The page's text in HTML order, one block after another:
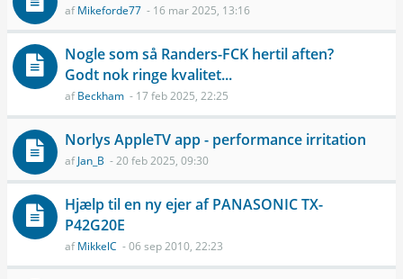
afMikeforde77 - 16 mar 2025, 13:16
Nogle som så Randers-FCK hertil aften?
Godt nok ringe kvalitet...
afBeckham - 17 feb 2025, 22:25
Norlys AppleTV app - performance irritation
afJan_B - 20 feb 2025, 09:30
Hjælp til en ny ejer af PANASONIC TX-
P42G20E
afMikkelC - 06 sep 2010, 22:23